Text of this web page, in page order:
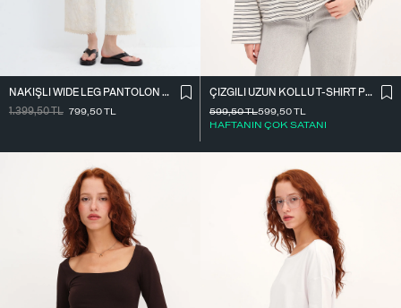
NAKIŞLI WIDE LEG PANTOLON PN01918
1.399,50TL 799,50TL
ÇIZGILI UZUN KOLLU T-SHIRT P10522
599,50TL
HAFTANIN ÇOK SATANI
599,50TL